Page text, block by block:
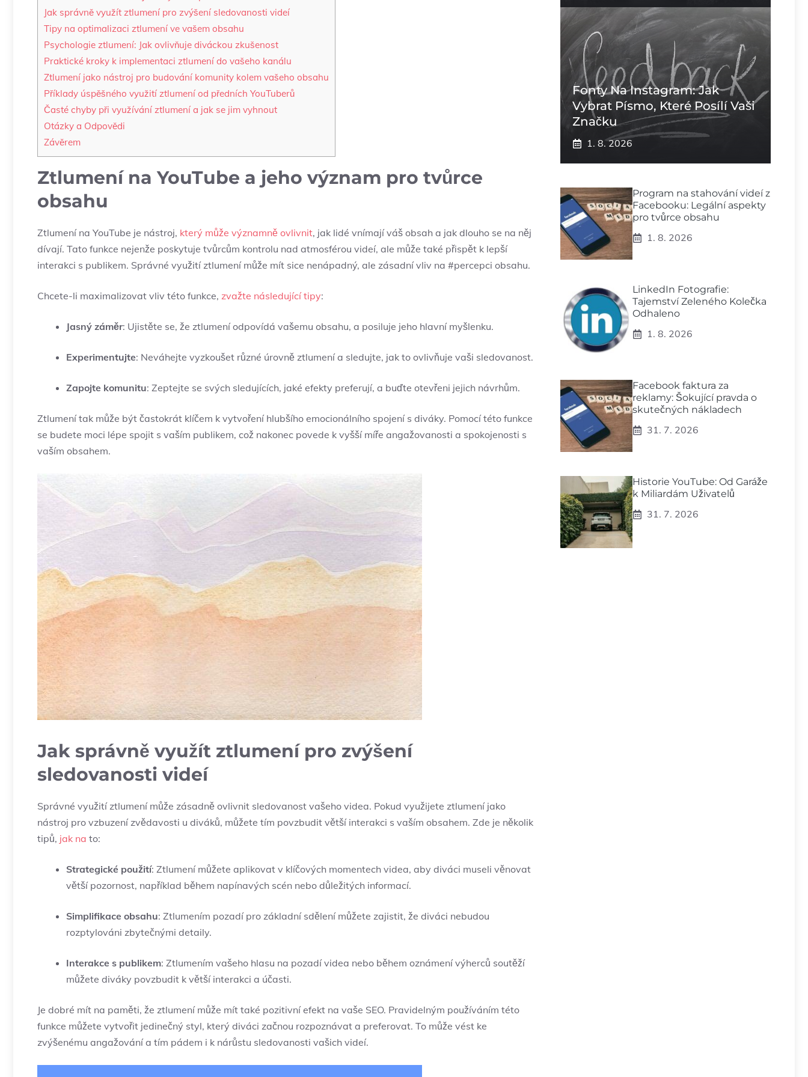
Jak správně využít ztlumení pro zvýšení sledovanosti videí
Tipy na optimalizaci ztlumení ve vašem obsahu
Psychologie ztlumení: Jak ovlivňuje diváckou zkušenost
Praktické kroky k implementaci ztlumení do vašeho kanálu
Ztlumení jako nástroj pro budování komunity kolem vašeho obsahu
Příklady úspěšného využití ztlumení od předních YouTuberů
Časté chyby při využívání ztlumení a jak se jim vyhnout
Otázky a Odpovědi
Závěrem
Ztlumení na YouTube a jeho význam pro tvůrce
obsahu
Ztlumení na YouTube je nástroj, který může významně ovlivnit, jak lidé vnímají váš obsah a jak dlouho se na něj
dívají. Tato funkce nejenže poskytuje tvůrcům kontrolu nad atmosférou videí, ale může také přispět k lepší
interakci s publikem. Správné využití ztlumení může mít sice nenápadný, ale zásadní vliv na #percepci obsahu.
Chcete-li maximalizovat vliv této funkce, zvažte následující tipy:
Jasný záměr: Ujistěte se, že ztlumení odpovídá vašemu obsahu, a posiluje jeho hlavní myšlenku.
Experimentujte: Neváhejte vyzkoušet různé úrovně ztlumení a sledujte, jak to ovlivňuje vaši sledovanost.
Zapojte komunitu: Zeptejte se svých sledujících, jaké efekty preferují, a buďte otevřeni jejich návrhům.
Ztlumení tak může být častokrát klíčem k vytvoření hlubšího emocionálního spojení s diváky. Pomocí této funkce
se budete moci lépe spojit s vaším publikem, což nakonec povede k vyšší míře angažovanosti a spokojenosti s
vaším obsahem.
Jak správně využít ztlumení pro zvýšení
sledovanosti videí
Správné využití ztlumení může zásadně ovlivnit sledovanost vašeho videa. Pokud využijete ztlumení jako
nástroj pro vzbuzení zvědavosti u diváků, můžete tím povzbudit větší interakci s vaším obsahem. Zde je několik
tipů, jak na to:
Strategické použití: Ztlumení můžete aplikovat v klíčových momentech videa, aby diváci museli věnovat
větší pozornost, například během napínavých scén nebo důležitých informací.
Simplifikace obsahu: Ztlumením pozadí pro základní sdělení můžete zajistit, že diváci nebudou
rozptylováni zbytečnými detaily.
Interakce s publikem: Ztlumením vašeho hlasu na pozadí videa nebo během oznámení výherců soutěží
můžete diváky povzbudit k větší interakci a účasti.
Je dobré mít na paměti, že ztlumení může mít také pozitivní efekt na vaše SEO. Pravidelným používáním této
funkce můžete vytvořit jedinečný styl, který diváci začnou rozpoznávat a preferovat. To může vést ke
zvýšenému angažování a tím pádem i k nárůstu sledovanosti vašich videí.
Fonty Na Instagram: Jak
Vybrat Písmo, Které Posílí Vaši
Značku
1. 8. 2026
Program na stahování videí z
Facebooku: Legální aspekty
pro tvůrce obsahu
1. 8. 2026
LinkedIn Fotografie:
Tajemství Zeleného Kolečka
Odhaleno
1. 8. 2026
Facebook faktura za
reklamy: Šokující pravda o
skutečných nákladech
31. 7. 2026
Historie YouTube: Od Garáže
k Miliardám Uživatelů
31. 7. 2026